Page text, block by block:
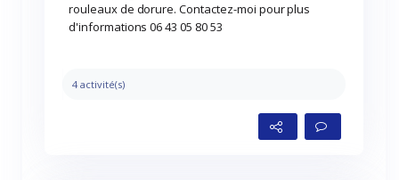
rouleaux de dorure. Contactez-moi pour plus
d'informations 06 43 05 80 53
4 activité(s)